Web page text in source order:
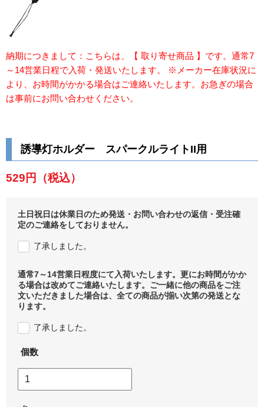
納期につきまして：こちらは、【 取り寄せ商品 】です。通常7
～14営業日程で入荷・発送いたします。 ※メーカー在庫状況に
より、お時間がかかる場合はご連絡いたします。お急ぎの場合
は事前にお問い合わせください。
誘導灯ホルダー スパークルライトII用
529円 （税込）
土日祝日は休業日のため発送・お問い合わせの返信・受注確
定のご連絡をしておりません。
了承しました。
通常7～14営業日程度にて入荷いたします。更にお時間がかか
る場合は改めてご連絡いたします。ご一緒に他の商品をご注
文いただきました場合は、全ての商品が揃い次第の発送とな
ります。
了承しました。
個数